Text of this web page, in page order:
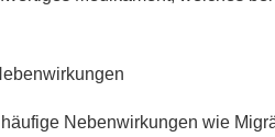
Nebenwirkungen wie